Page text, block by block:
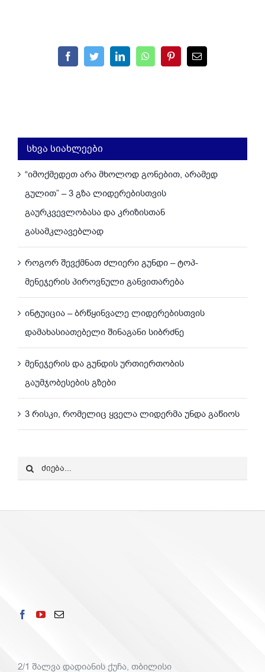
FacebookTwitterLinkedInWhatsAppPinterestEmail
სხვა სიახლეები
“იმოქმედეთ არა მხოლოდ გონებით, არამედ
გულით” – 3 გზა ლიდერებისთვის
გაურკვევლობასა და კრიზისთან
გასამკლავებლად
როგორ შევქმნათ ძლიერი გუნდი – ტოპ-
მენეჯერის პიროვნული განვითარება
ინტუიცია – ბრწყინვალე ლიდერებისთვის
დამახასიათებელი შინაგანი სიბრძნე
მენეჯერის და გუნდის ურთიერთობის
გაუმჯობესების გზები
3 რისკი, რომელიც ყველა ლიდერმა უნდა გაწიოს
Search
2/1 შალვა დადიანის ქუჩა, თბილისი